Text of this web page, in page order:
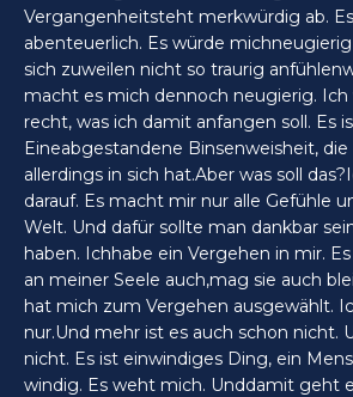
Vergangenheitsteht merkwürdig ab.
abenteuerlich. Es würde
sich zuweilen nicht so traurig
macht es mich dennoch neugierig. Ich
recht, was ich damit anfangen soll. Es
Eineabgestandene Binsenweisheit, die
allerdings in sich hat.Aber was soll
darauf. Es macht mir nur alle Gefühle
Welt. Und dafür sollte man dankbar
haben. Ichhabe ein Vergehen in mir.
an meiner Seele auch,mag sie auch
hat mich zum Vergehen ausgewählt.
nur.Und mehr ist es auch schon nicht.
nicht. Es ist einwindiges Ding, ein
windig. Es weht mich. Unddamit geht